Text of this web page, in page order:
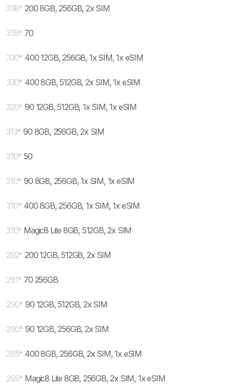
338* 200 8GB, 256GB, 2x SIM
335* 70
330* 400 12GB, 256GB, 1x SIM, 1x eSIM
330* 400 8GB, 512GB, 2x SIM, 1x eSIM
320* 90 12GB, 512GB, 1x SIM, 1x eSIM
313* 90 8GB, 256GB, 2x SIM
310* 50
310* 90 8GB, 256GB, 1x SIM, 1x eSIM
310* 400 8GB, 256GB, 1x SIM, 1x eSIM
310* Magic8 Lite 8GB, 512GB, 2x SIM
292* 200 12GB, 512GB, 2x SIM
291* 70 256GB
290* 90 12GB, 512GB, 2x SIM
290* 90 12GB, 256GB, 2x SIM
285* 400 8GB, 256GB, 2x SIM, 1x eSIM
265* Magic8 Lite 8GB, 256GB, 2x SIM, 1x eSIM